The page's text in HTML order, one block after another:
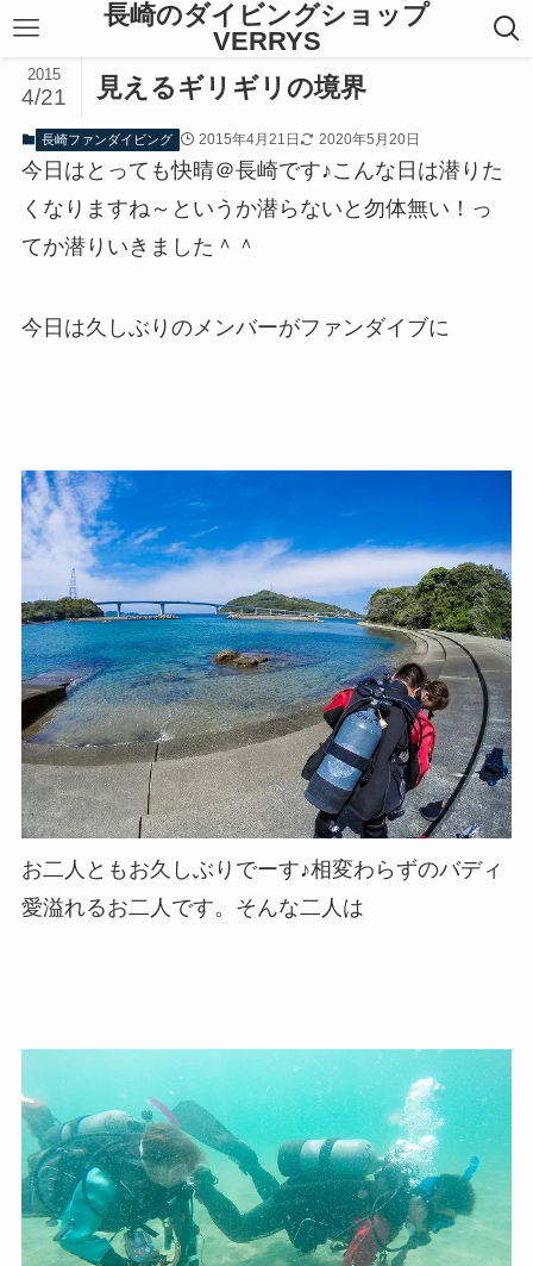
長崎のダイビングショップ
VERRYS
見えるギリギリの境界
2015
4/21
長崎ファンダイビング 2015年4月21日 2020年5月20日
今日はとっても快晴＠長崎です♪こんな日は潜りた
くなりますね～というか潜らないと勿体無い！っ
てか潜りいきました＾＾
今日は久しぶりのメンバーがファンダイブに
お二人ともお久しぶりでーす♪相変わらずのバディ
愛溢れるお二人です。そんな二人は